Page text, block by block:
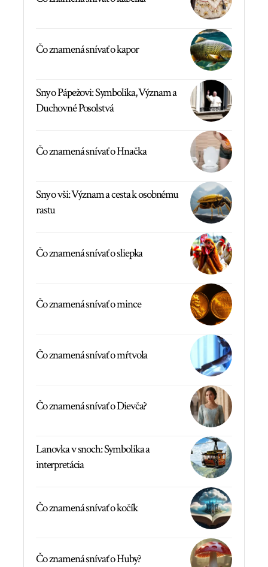
Čo znamená snívať o kapor
Sny o Pápežovi: Symbolika, Význam a
Duchovné Posolstvá
Čo znamená snívať o Hnačka
Sny o vši: Význam a cesta k osobnému
rastu
Čo znamená snívať o sliepka
Čo znamená snívať o mince
Čo znamená snívať o mŕtvola
Čo znamená snívať o Dievča?
Lanovka v snoch: Symbolika a
interpretácia
Čo znamená snívať o kočík
Čo znamená snívať o Huby?